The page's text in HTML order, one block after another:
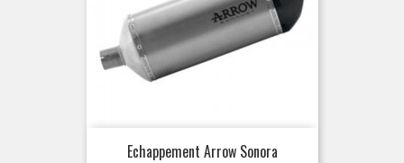
Echappement Arrow Sonora